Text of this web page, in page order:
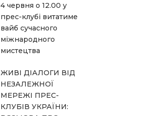
4 червня о 12.00 у
прес-клубі витатиме
вайб сучасного
міжнародного
мистецтва
ЖИВІ ДІАЛОГИ ВІД
НЕЗАЛЕЖНОЇ
МЕРЕЖІ ПРЕС-
КЛУБІВ УКРАЇНИ: